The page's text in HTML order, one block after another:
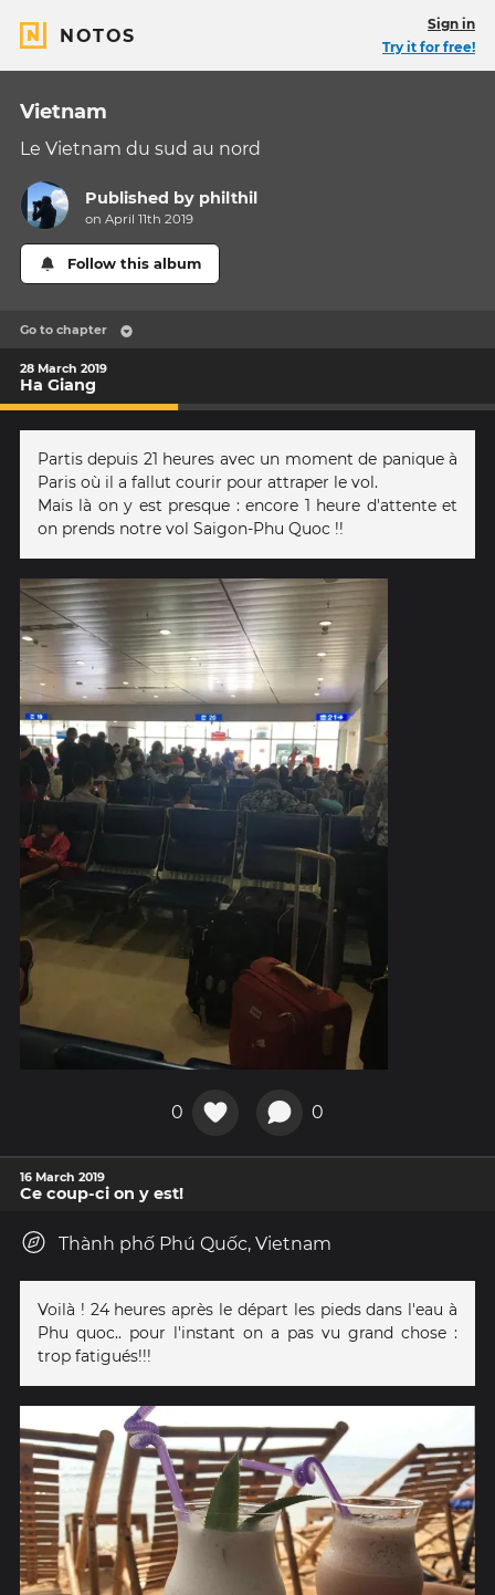
NOTOS
Sign in
Try it for free!
Vietnam
Le Vietnam du sud au nord
Published by philthil
on April 11th 2019
Follow this album
Go to chapter
28 March 2019
Ha Giang
Partis depuis 21 heures avec un moment de panique à
Paris où il a fallut courir pour attraper le vol.
Mais là on y est presque : encore 1 heure d'attente et
on prends notre vol Saigon-Phu Quoc !!
0 0
16 March 2019
Ce coup-ci on y est!
Thành phố Phú Quốc, Vietnam
Voilà ! 24 heures après le départ les pieds dans l'eau à
Phu quoc.. pour l'instant on a pas vu grand chose :
trop fatigués!!!